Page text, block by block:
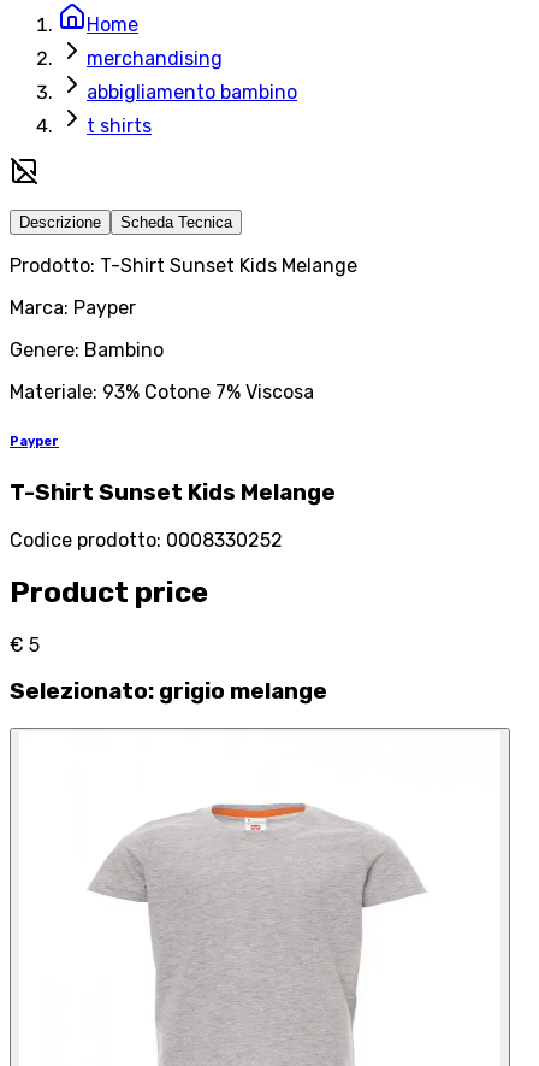
Home
merchandising
abbigliamento bambino
t shirts
Descrizione Scheda Tecnica
Prodotto: T-Shirt Sunset Kids Melange
Marca: Payper
Genere: Bambino
Materiale: 93% Cotone 7% Viscosa
Payper
T-Shirt Sunset Kids Melange
Codice prodotto: 0008330252
Product price
€ 5
Selezionato: grigio melange